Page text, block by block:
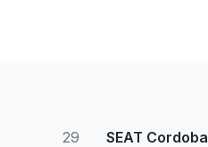
29
SEAT Cordoba